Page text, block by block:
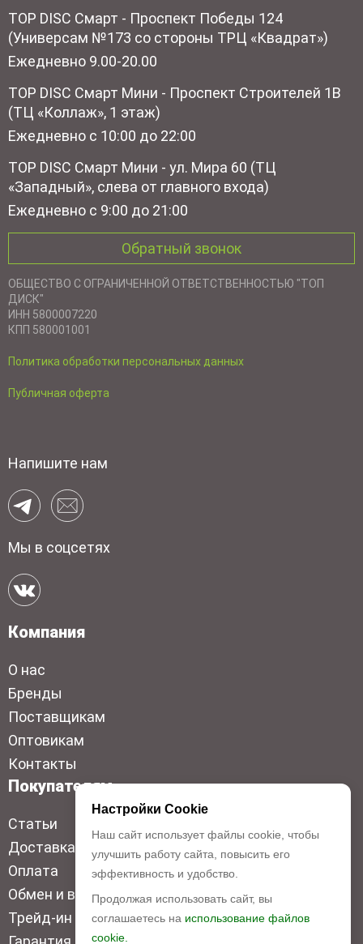
TOP DISC Смарт - Проспект Победы 124
(Универсам №173 со стороны ТРЦ «Квадрат»)
Ежедневно 9.00-20.00
TOP DISC Смарт Мини - Проспект Строителей 1В
(ТЦ «Коллаж», 1 этаж)
Ежедневно с 10:00 до 22:00
TOP DISC Смарт Мини - ул. Мира 60 (ТЦ
«Западный», слева от главного входа)
Ежедневно с 9:00 до 21:00
Обратный звонок
ОБЩЕСТВО С ОГРАНИЧЕННОЙ ОТВЕТСТВЕННОСТЬЮ "ТОП
ДИСК"
ИНН 5800007220
КПП 580001001
Политика обработки персональных данных
Публичная оферта
Напишите нам
Мы в соцсетях
Компания
О нас
Бренды
Поставщикам
Оптовикам
Контакты
Покупателям
Статьи
Доставка
Оплата
Обмен и возврат
Трейд-ин
Настройки Cookie
Наш сайт использует файлы cookie, чтобы
улучшить работу сайта, повысить его
эффективность и удобство.
Продолжая использовать сайт, вы
соглашаетесь на использование файлов
cookie.